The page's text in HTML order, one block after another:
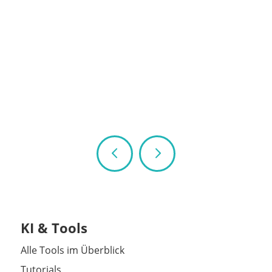
KI & Tools
Alle Tools im Überblick